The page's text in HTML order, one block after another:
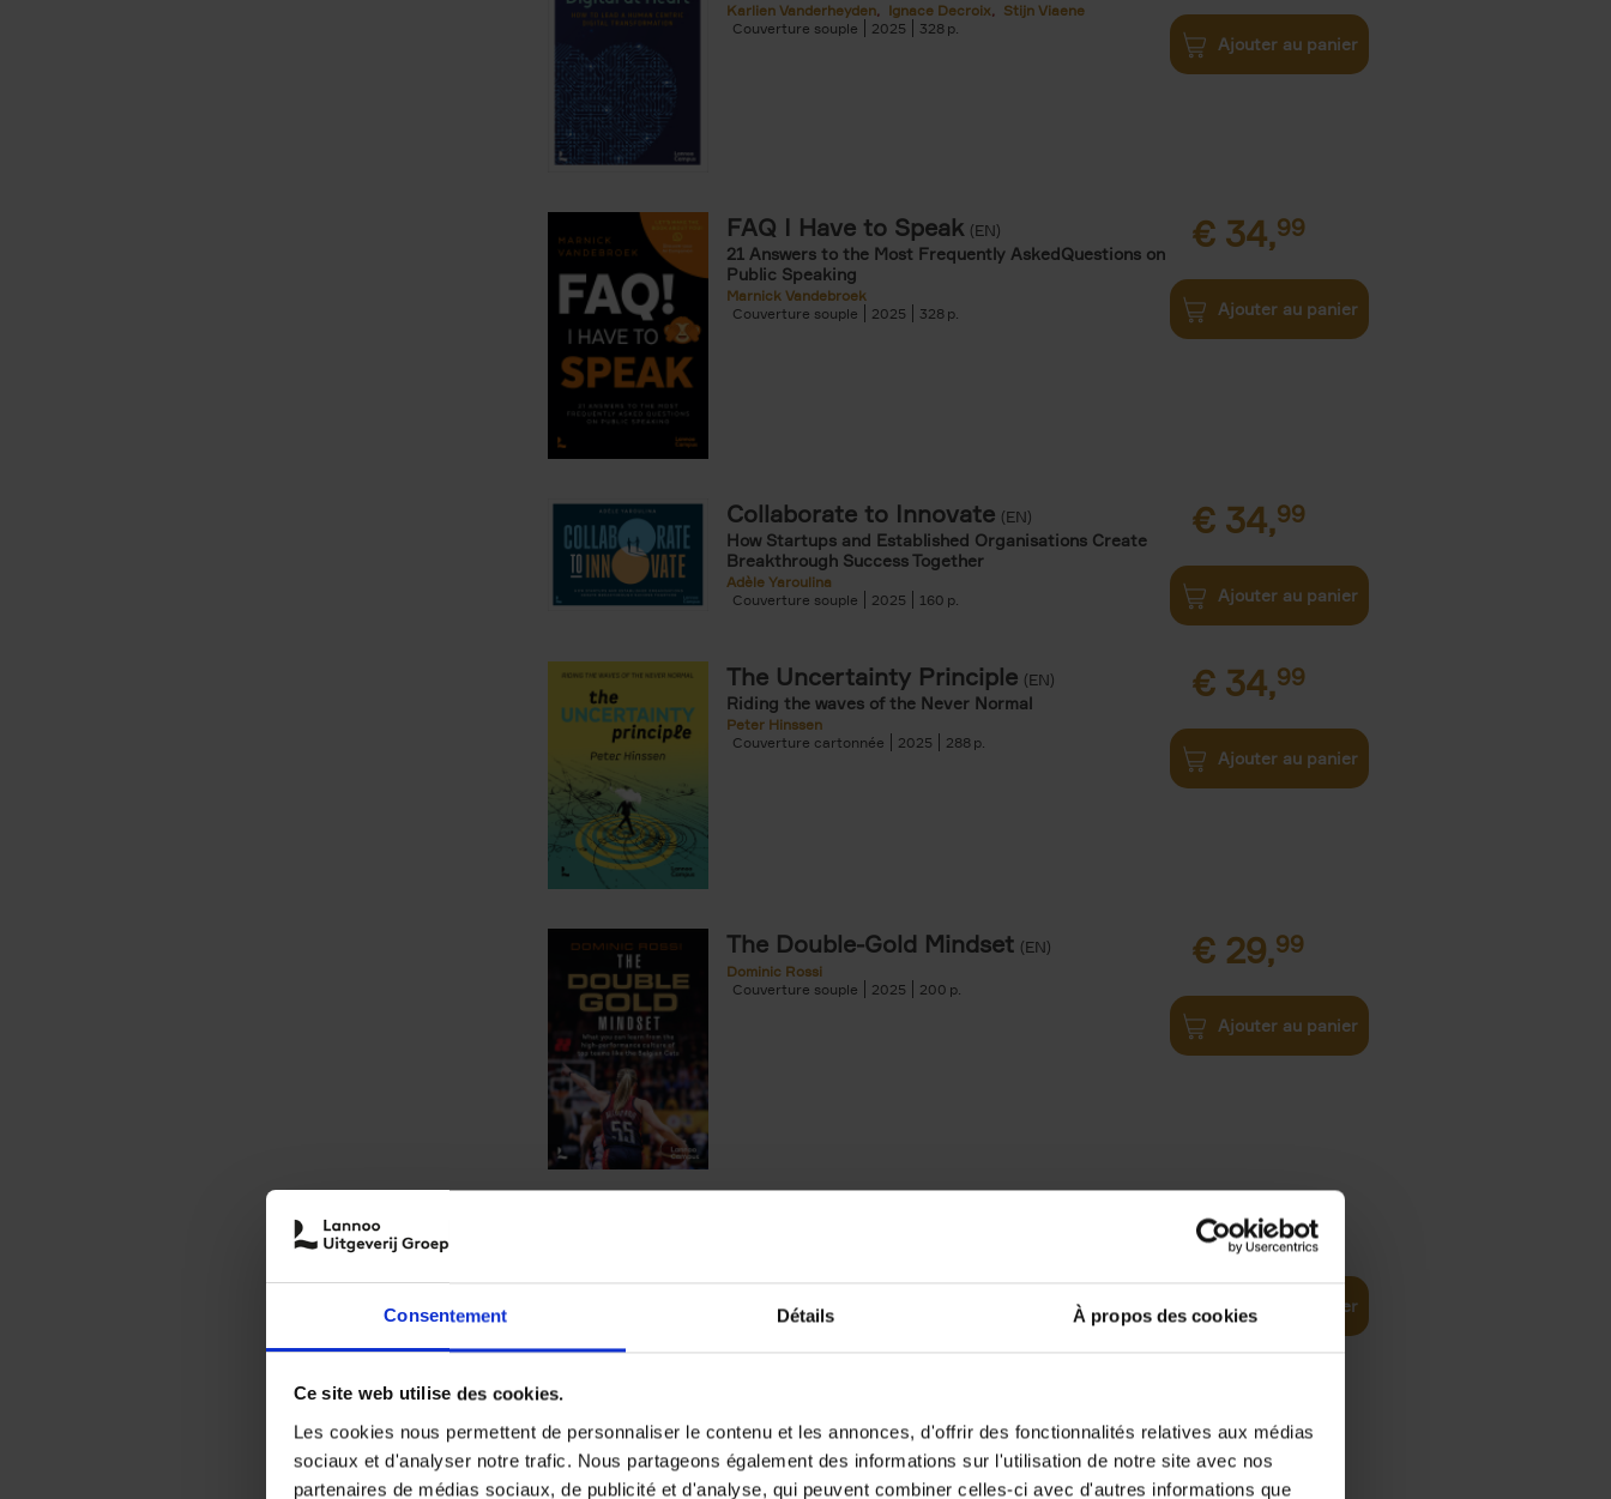
Consentement Détails À propos des cookies
Ce site web utilise des cookies.
Les cookies nous permettent de personnaliser le contenu et les annonces, d'offrir des fonctionnalités relatives aux médias
sociaux et d'analyser notre trafic. Nous partageons également des informations sur l'utilisation de notre site avec nos
partenaires de médias sociaux, de publicité et d'analyse, qui peuvent combiner celles-ci avec d'autres informations que
Karlien Vanderheyden Ignace Decroix
Stijn Viaene
Couverture souple
2025 328
Ajouter au panier
FAQ I Have to Speak (EN)
21 Answers to the Most Frequently AskedQuestions on
Public Speaking
Marnick Vandebroek
Couverture souple
2025 328
€ 34,99
Ajouter au panier
Collaborate to Innovate (EN)
How Startups and Established Organisations Create
Breakthrough Success Together
Adèle Yaroulina
Couverture souple
2025 160
€ 34,99
Ajouter au panier
The Uncertainty Principle (EN)
Riding the waves of the Never Normal
Peter Hinssen
Couverture cartonnée
2025 288
€ 34,99
Ajouter au panier
The Double-Gold Mindset (EN)
Dominic Rossi
Couverture souple
2025 200
€ 29,99
Ajouter au panier
Couverture souple
€34,99
Ajouter au panier
AI, The Rediscovery of Humanity (EN) 99